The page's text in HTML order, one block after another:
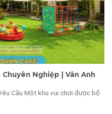
Nghiệp | Vân Anh
Cầu Một khu vui chơi được bố